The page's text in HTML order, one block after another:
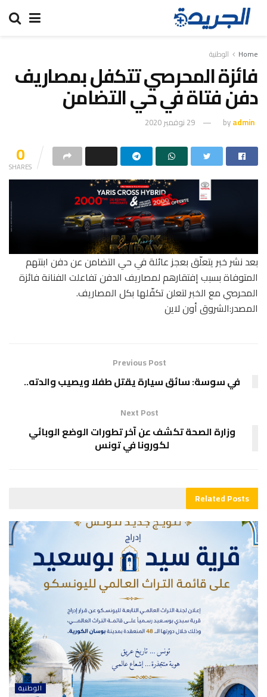
Home الوطنية
فائزة المحرصي تتكفل بمصاريف
دفن فتاة في حي التضامن
byadmin 29 نوفمبر 2020
0
SHARES
بعد نشر خبر يتعلّق بعجز عائلة في حي التضامن عن دفن ابنتهم
المتوفاة بسبب إفتقارهم لمصاريف الدفن تفاعلت الفنانة فائزة
المحرصي مع الخبر لتعلن تكفّلها بكل المصاريف.
المصدر:الشروق أون لاين
Previous Post
في سوسة: سائق سيارة يقتل طفلا ويصيب والدته..
Next Post
وزارة الصحة تكشف عن آخر تطورات الوضع الوبائي
لكورونا في تونس
RelatedPosts
الوطنية